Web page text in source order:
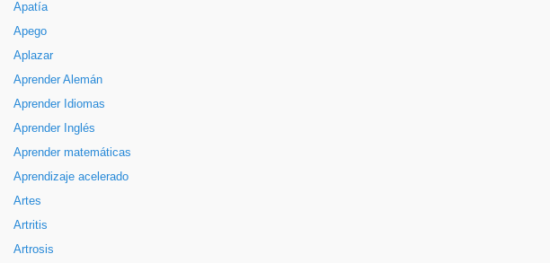
Apatía
Apego
Aplazar
Aprender Alemán
Aprender Idiomas
Aprender Inglés
Aprender matemáticas
Aprendizaje acelerado
Artes
Artritis
Artrosis